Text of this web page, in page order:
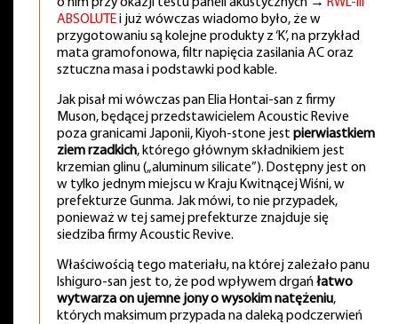
o nim przy okazji testu paneli akustycznych → RWL-III
ABSOLUTEi już wówczas wiadomo było, że w
przygotowaniu są kolejne produkty z ‘K’, na przykład
mata gramofonowa, filtr napięcia zasilania AC oraz
sztuczna masa i podstawki pod kable.
Jak pisał mi wówczas pan Elia Hontai-san z firmy
Muson, będącej przedstawicielem Acoustic Revive
poza granicami Japonii, Kiyoh-stone jest pierwiastkiem
ziem rzadkich, którego głównym składnikiem jest
krzemian glinu („aluminum silicate”). Dostępny jest on
w tylko jednym miejscu w Kraju Kwitnącej Wiśni, w
prefekturze Gunma. Jak mówi, to nie przypadek,
ponieważ w tej samej prefekturze znajduje się
siedziba firmy Acoustic Revive.
Właściwością tego materiału, na której zależało panu
Ishiguro-san jest to, że pod wpływem drgańłatwo
wytwarza on ujemne jony o wysokim natężeniu,
których maksimum przypada na daleką podczerwień